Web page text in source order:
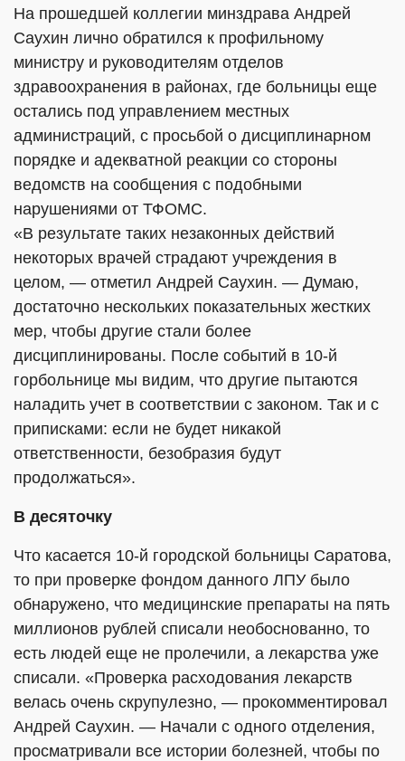
На прошедшей коллегии минздрава Андрей
Саухин лично обратился к профильному
министру и руководителям отделов
здравоохранения в районах, где больницы еще
остались под управлением местных
администраций, с просьбой о дисциплинарном
порядке и адекватной реакции со стороны
ведомств на сообщения с подобными
нарушениями от ТФОМС.
«В результате таких незаконных действий
некоторых врачей страдают учреждения в
целом, — отметил Андрей Саухин. — Думаю,
достаточно нескольких показательных жестких
мер, чтобы другие стали более
дисциплинированы. После событий в 10-й
горбольнице мы видим, что другие пытаются
наладить учет в соответствии с законом. Так и с
приписками: если не будет никакой
ответственности, безобразия будут
продолжаться».
В десяточку
Что касается 10-й городской больницы Саратова,
то при проверке фондом данного ЛПУ было
обнаружено, что медицинские препараты на пять
миллионов рублей списали необоснованно, то
есть людей еще не пролечили, а лекарства уже
списали. «Проверка расходования лекарств
велась очень скрупулезно, — прокомментировал
Андрей Саухин. — Начали с одного отделения,
просматривали все истории болезней, чтобы по